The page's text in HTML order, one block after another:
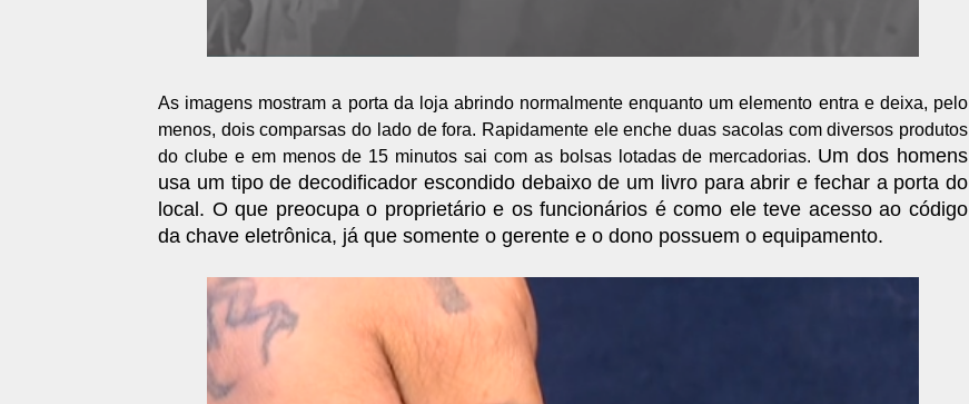
As imagens mostram a porta da loja abrindo normalmente enquanto um elemento entra e deixa, pelo
menos, dois comparsas do lado de fora. Rapidamente ele enche duas sacolas com diversos produtos
do clube e em menos de 15 minutos sai com as bolsas lotadas de mercadorias. Um dos homens
usa um tipo de decodificador escondido debaixo de um livro para abrir e fechar a porta do
local. O que preocupa o proprietário e os funcionários é como ele teve acesso ao código
da chave eletrônica, já que somente o gerente e o dono possuem o equipamento.